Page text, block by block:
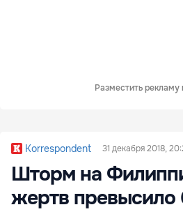
Разместить рекламу
Korrespondent 31 декабря 2018,
Шторм на
жертв превысило